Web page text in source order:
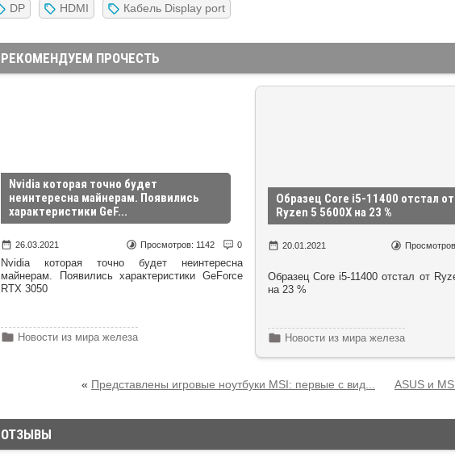
DP HDMI Кабель Display port
РЕКОМЕНДУЕМ ПРОЧЕСТЬ
Nvidia которая точно будет
неинтересна майнерам. Появились
характеристики GeF...
26.03.2021 0
Просмотров: 1142
Nvidia которая точно будет неинтересна
майнерам. Появились характеристики GeForce
RTX 3050
Новости из мира железа
Образец Core i5-11400 отстал от
Ryzen 5 5600X на 23 %
20.01.2021
Образец Core i5-11400 отстал от
на 23 %
Новости из мира железа
« Представлены игровые ноутбуки MSI: первые с вид... ASUS и
ОТЗЫВЫ